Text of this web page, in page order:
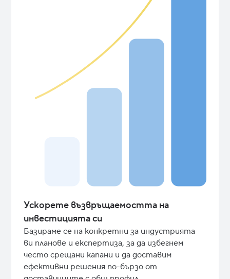
Ускорете възвръщаемостта на
инвестицията си
Базираме се на конкретни за индустрията
ви планове и експертиза, за да избегнем
често срещани капани и да доставим
ефективни решения по-бързо от